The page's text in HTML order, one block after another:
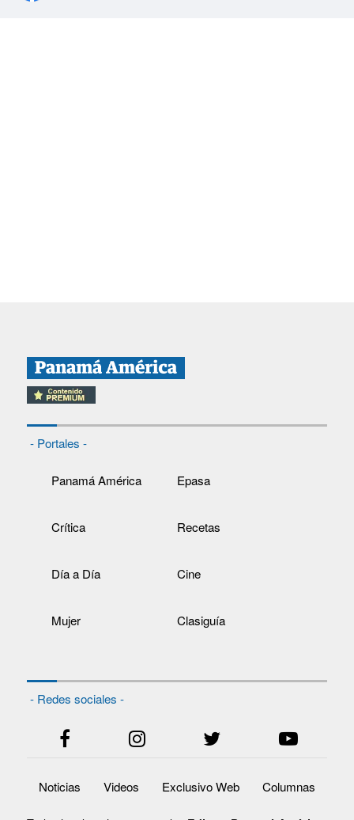
- Portales -
Panamá América Epasa
Crítica Recetas
Día a Día Cine
Mujer Clasiguía
- Redes sociales -
Noticias Videos Exclusivo Web Columnas